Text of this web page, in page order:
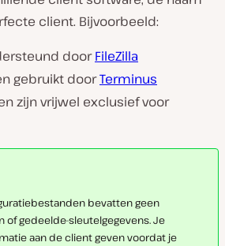
client. Bijvoorbeeld:
doorFileZilla
gebruikt doorTerminus
zijn vrijwel exclusief voor
bevatten geen
of gedeelde-sleutelgegevens. Je
aan de client geven voordat je